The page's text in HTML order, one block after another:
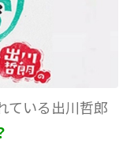
ている出川哲郎